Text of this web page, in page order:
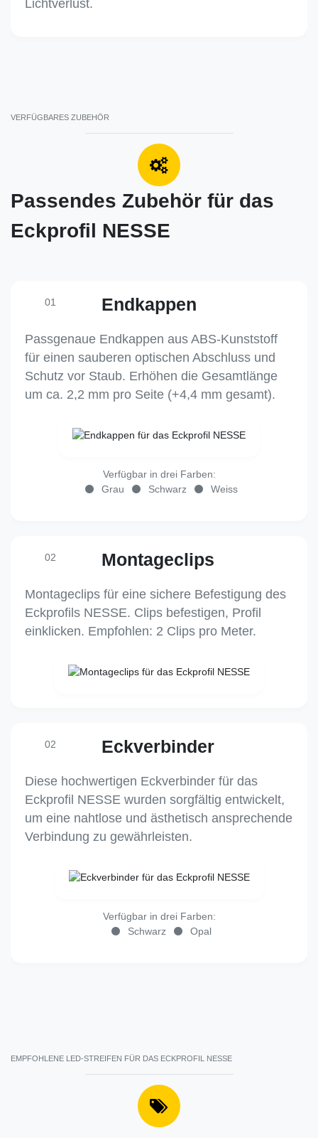
Lichtverlust.
VERFÜGBARES ZUBEHÖR
Passendes Zubehör für das
Eckprofil NESSE
01 Endkappen
Passgenaue Endkappen aus ABS-Kunststoff
für einen sauberen optischen Abschluss und
Schutz vor Staub. Erhöhen die Gesamtlänge
um ca. 2,2 mm pro Seite (+4,4 mm gesamt).
Verfügbar in drei Farben:
Grau
Schwarz Weiss
02 Montageclips
Montageclips für eine sichere Befestigung des
Eckprofils NESSE. Clips befestigen, Profil
einklicken. Empfohlen: 2 Clips pro Meter.
02 Eckverbinder
Diese hochwertigen Eckverbinder für das
Eckprofil NESSE wurden sorgfältig entwickelt,
um eine nahtlose und ästhetisch ansprechende
Verbindung zu gewährleisten.
Verfügbar in drei Farben:
Schwarz
Opal
EMPFOHLENE LED-STREIFEN FÜR DAS ECKPROFIL NESSE